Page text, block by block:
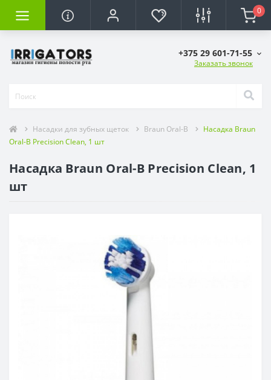
0
+375 29 601-71-55
Заказать звонок
Насадки для зубных щеток Braun Oral-B
Насадка Braun
Oral-B Precision Clean, 1 шт
Насадка Braun Oral-B Precision Clean, 1
шт